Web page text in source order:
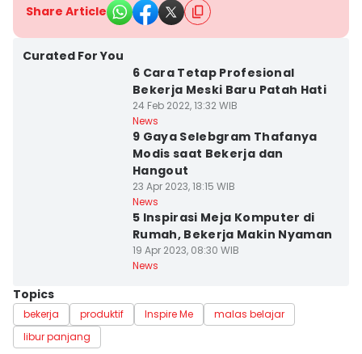
Share Article
Curated For You
6 Cara Tetap Profesional
Bekerja Meski Baru Patah Hati
24 Feb 2022, 13:32 WIB
News
9 Gaya Selebgram Thafanya
Modis saat Bekerja dan
Hangout
23 Apr 2023, 18:15 WIB
News
5 Inspirasi Meja Komputer di
Rumah, Bekerja Makin Nyaman
19 Apr 2023, 08:30 WIB
News
Topics
bekerja produktif Inspire Me
malas belajar
libur panjang